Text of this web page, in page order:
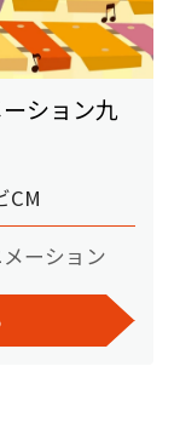
ション九
CM
ーション